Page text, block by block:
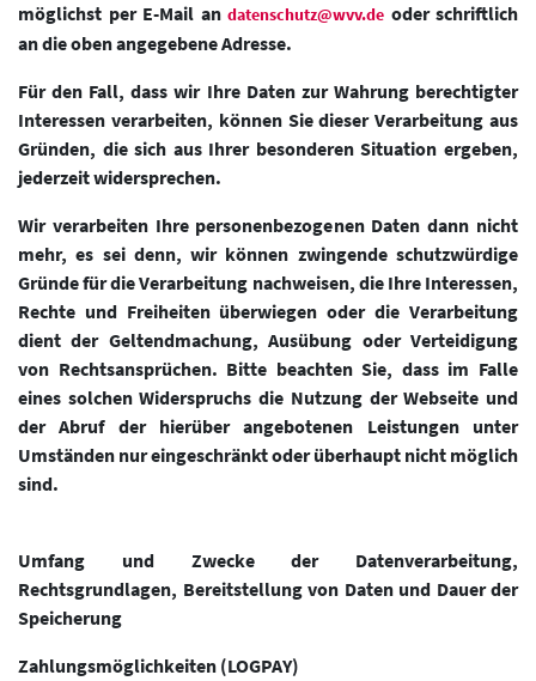
möglichst per E-Mail an datenschutz@wvv.de oder schriftlich
an die oben angegebene Adresse.
Für den Fall, dass wir Ihre Daten zur Wahrung berechtigter
Interessen verarbeiten, können Sie dieser Verarbeitung aus
Gründen, die sich aus Ihrer besonderen Situation ergeben,
jederzeit widersprechen.
Wir verarbeiten Ihre personenbezogenen Daten dann nicht
mehr, es sei denn, wir können zwingende schutzwürdige
Gründe für die Verarbeitung nachweisen, die Ihre Interessen,
Rechte und Freiheiten überwiegen oder die Verarbeitung
dient der Geltendmachung, Ausübung oder Verteidigung
von Rechtsansprüchen. Bitte beachten Sie, dass im Falle
eines solchen Widerspruchs die Nutzung der Webseite und
der Abruf der hierüber angebotenen Leistungen unter
Umständen nur eingeschränkt oder überhaupt nicht möglich
sind.
Umfang und Zwecke der Datenverarbeitung,
Rechtsgrundlagen, Bereitstellung von Daten und Dauer der
Speicherung
Zahlungsmöglichkeiten (LOGPAY)